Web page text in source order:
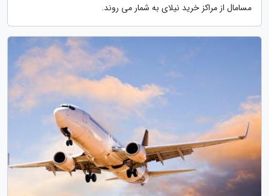
مسامال از مراکز خرید نیلای به شمار می روند.